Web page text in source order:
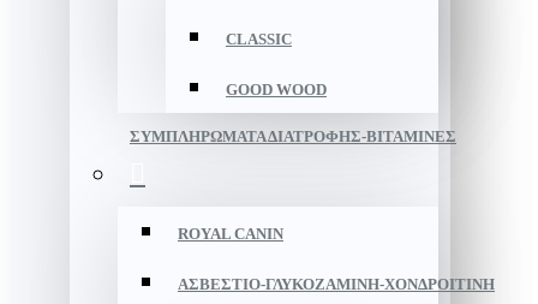
CLASSIC
GOOD WOOD
ΣΥΜΠΛΗΡΩΜΑΤΑ ΔΙΑΤΡΟΦΗΣ-ΒΙΤΑΜΙΝΕΣ
ROYAL CANIN
ΑΣΒΕΣΤΙΟ-ΓΛΥΚΟΖΑΜΙΝΗ-ΧΟΝΔΡΟΙΤΙΝΗ